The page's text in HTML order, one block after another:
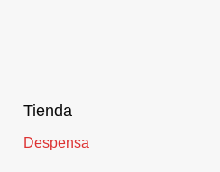
Tienda
Despensa